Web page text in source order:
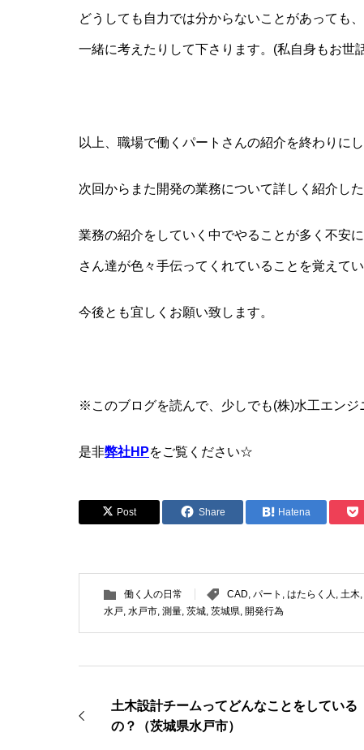
どうしても自力では分からないことがあっても
一緒に考えたりして下さります。(私自身もお世
以上、職場で働くパートさんの紹介を終わりにし
次回からまた開発の業務について詳しく紹介した
業務の紹介をしていく中でやることが多く不安
さん達が色々手伝ってくれていることを覚えてい
今後とも宜しくお願い致します。
※このブログを読んで、少しでも(株)水工エンジ
是非弊社HPをご覧ください☆
Post Share Hatena
働く人の日常 CAD, パート , はたらく人 , 土木,
水戸, 水戸市, 測量, 茨城, 茨城県, 開発行為
土木設計チームってどんなことをしている
の？（茨城県水戸市）